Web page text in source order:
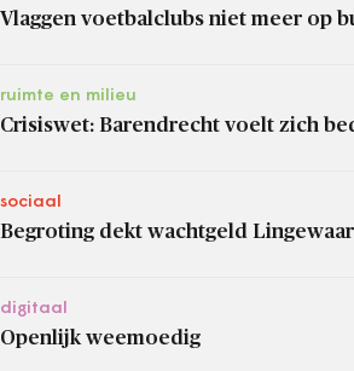
Vlaggen voetbalclubs niet meer op
ruimte en milieu
Crisiswet: Barendrecht voelt zich
sociaal
Begroting dekt wachtgeld
digitaal
Openlijk weemoedig